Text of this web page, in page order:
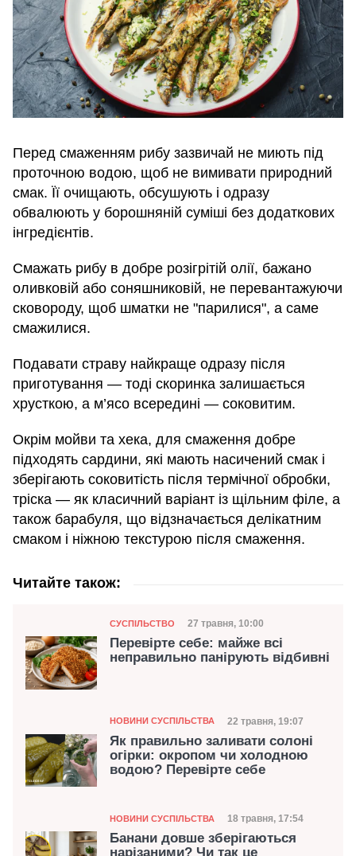
Перед смаженням рибу зазвичай не миють під
проточною водою, щоб не вимивати природний
смак. Її очищають, обсушують і одразу
обвалюють у борошняній суміші без додаткових
інгредієнтів.
Смажать рибу в добре розігрітій олії, бажано
оливковій або соняшниковій, не перевантажуючи
сковороду, щоб шматки не "парилися", а саме
смажилися.
Подавати страву найкраще одразу після
приготування — тоді скоринка залишається
хрусткою, а м’ясо всередині — соковитим.
Окрім мойви та хека, для смаження добре
підходять сардини, які мають насичений смак і
зберігають соковитість після термічної обробки,
тріска — як класичний варіант із щільним філе, а
також барабуля, що відзначається делікатним
смаком і ніжною текстурою після смаження.
Читайте також:
Категорія
СУСПІЛЬСТВО Дата публікації
27 травня, 10:00
Перевірте себе: майже всі
неправильно панірують відбивні
Категорія
НОВИНИ СУСПІЛЬСТВА Дата публікації
22 травня, 19:07
Як правильно заливати солоні
огірки: окропом чи холодною
водою? Перевірте себе
Категорія
НОВИНИ СУСПІЛЬСТВА Дата публікації
18 травня, 17:54
Банани довше зберігаються
нарізаними? Чи так це